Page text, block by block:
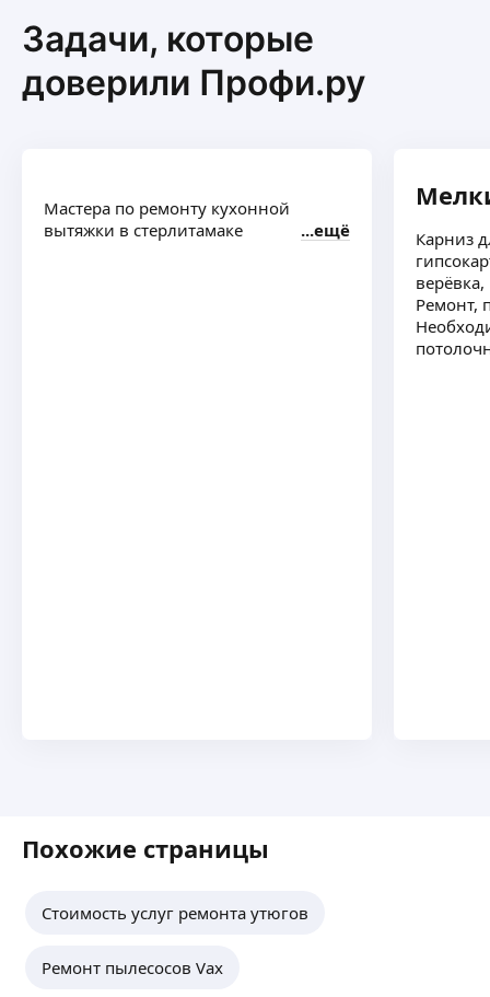
Задачи, которые
доверили Профи.ру
Мастера по ремонту кухонной
вытяжки в стерлитамаке
ещё
Карниз
Ремонт,
Похожие страницы
Стоимость услуг ремонта утюгов
Ремонт пылесосов Vax